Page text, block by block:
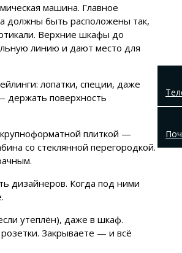
машина. Главное
должны быть расположены так,
Верхние шкафы до
линию и дают место для
лопатки, специи, даже
держать поверхность
плиткой —
со стеклянной перегородкой.
дизайнеров. Когда под ними
утеплён), даже в шкаф.
Закрываете — и всё